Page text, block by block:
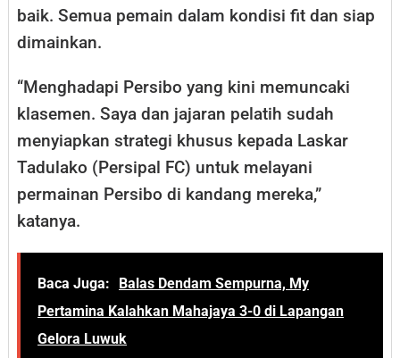
baik. Semua pemain dalam kondisi fit dan siap
dimainkan.
“Menghadapi Persibo yang kini memuncaki
klasemen. Saya dan jajaran pelatih sudah
menyiapkan strategi khusus kepada Laskar
Tadulako (Persipal FC) untuk melayani
permainan Persibo di kandang mereka,”
katanya.
Baca Juga:
Balas Dendam Sempurna, My
Pertamina Kalahkan Mahajaya 3-0 di Lapangan
Gelora Luwuk